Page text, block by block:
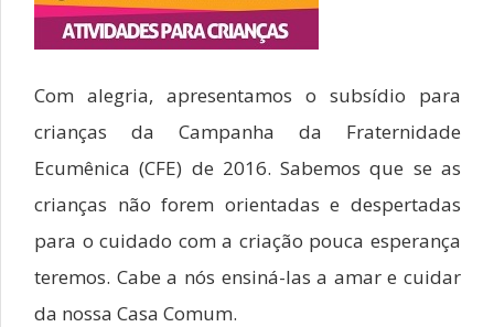
Com alegria, apresentamos o subsídio para
crianças da Campanha da Fraternidade
Ecumênica (CFE) de 2016. Sabemos que se as
crianças não forem orientadas e despertadas
para o cuidado com a criação pouca esperança
teremos. Cabe a nós ensiná-las a amar e cuidar
da nossa Casa Comum.